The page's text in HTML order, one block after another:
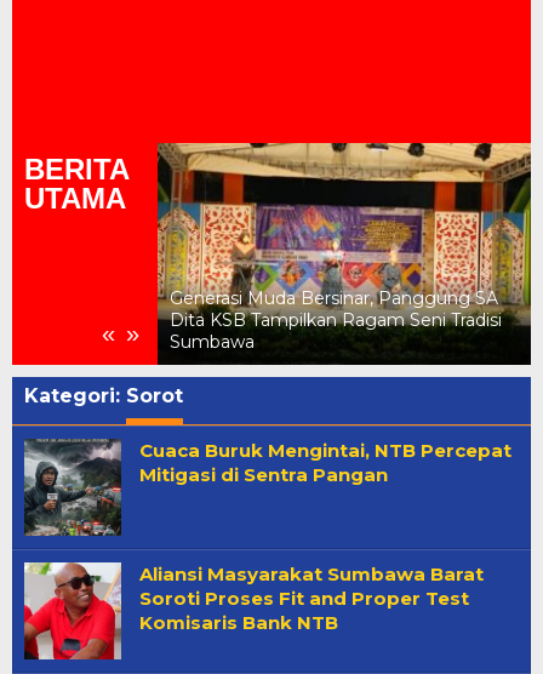
BERITA
UTAMA
« »
Generasi Muda Bersinar, Panggung SA
Dita KSB Tampilkan Ragam Seni Tradisi
Sumbawa
Kategori: Sorot
Cuaca Buruk Mengintai, NTB Percepat
Mitigasi di Sentra Pangan
Aliansi Masyarakat Sumbawa Barat
Soroti Proses Fit and Proper Test
Komisaris Bank NTB